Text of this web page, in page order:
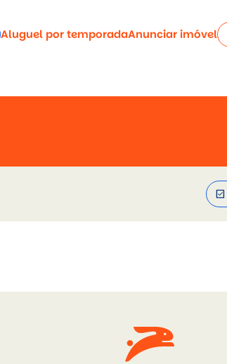
Aluguel por temporadaAnunciar imóvel
check_box